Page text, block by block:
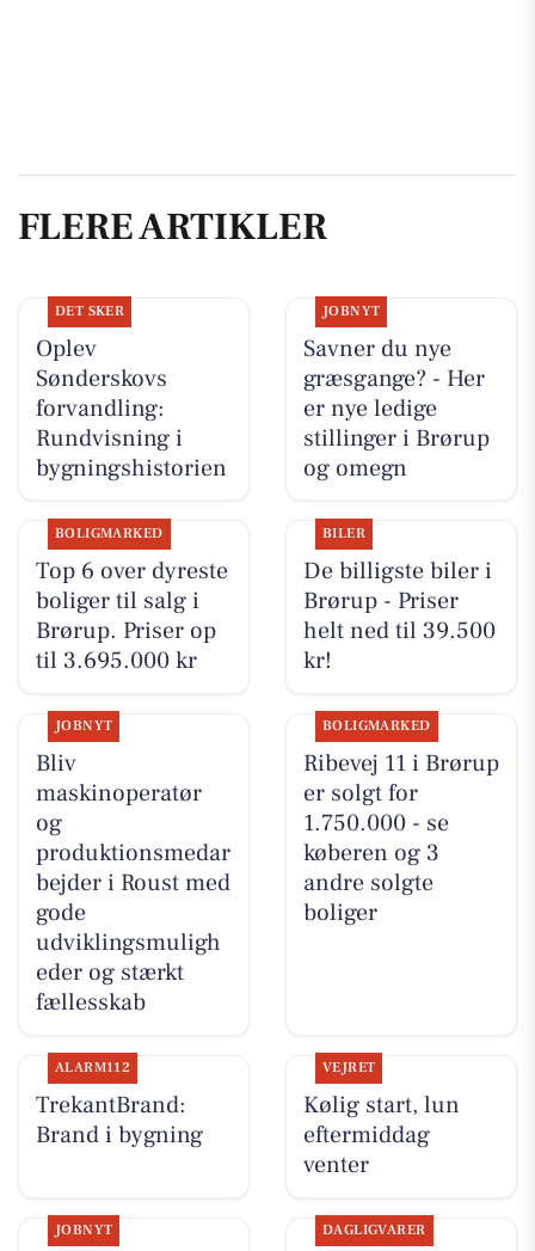
FLERE ARTIKLER
DET SKER
Oplev
Sønderskovs
forvandling:
Rundvisning i
bygningshistorien
JOBNYT
Savner du nye
græsgange? - Her
er nye ledige
stillinger i Brørup
og omegn
BOLIGMARKED
Top 6 over dyreste
boliger til salg i
Brørup. Priser op
til 3.695.000 kr
BILER
De billigste biler i
Brørup - Priser
helt ned til 39.500
kr!
JOBNYT
Bliv
maskinoperatør
og
produktionsmedar
bejder i Roust med
gode
udviklingsmuligh
eder og stærkt
fællesskab
BOLIGMARKED
Ribevej 11 i Brørup
er solgt for
1.750.000 - se
køberen og 3
andre solgte
boliger
ALARM112
TrekantBrand:
Brand i bygning
VEJRET
Kølig start, lun
eftermiddag
venter
JOBNYT DAGLIGVARER